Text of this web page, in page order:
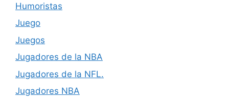
Humoristas
Juego
Juegos
Jugadores de la NBA
Jugadores de la NFL.
Jugadores NBA